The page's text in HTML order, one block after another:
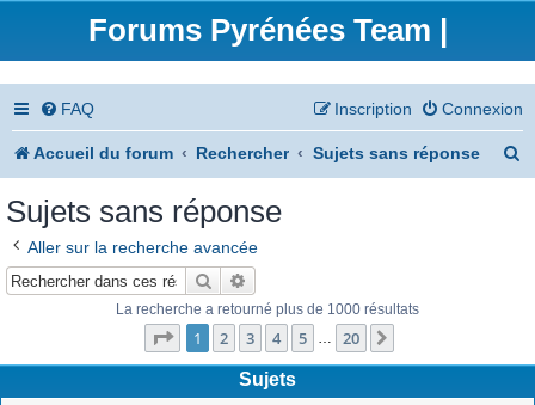
Forums Pyrénées Team |
FAQ Connexion
Inscription
Accueil du forum Rechercher Sujets sans réponse
Sujets sans réponse
Aller sur la recherche avancée
Rechercher
La recherche a retourné plus de 1000 résultats
Page 1sur20
1 2 3 4 5 … 20
Sujets